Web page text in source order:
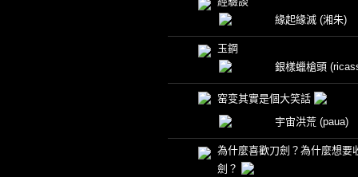
緣起緣滅 (湘朱)
玉鋼
銀樣蠟槍頭
窑变其實是個大笑話
宇宙洪荒 (paua)
為什麼喜歡刀劍？為什麼想要
劍？